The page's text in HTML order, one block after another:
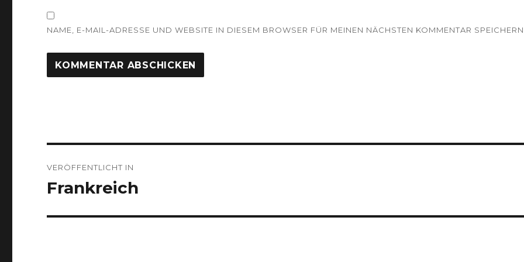
NAME, E-MAIL-ADRESSE UND WEBSITE IN DIESEM BROWSER FÜR MEINEN NÄCHSTEN KOMMENTAR
VERÖFFENTLICHT IN
Frankreich